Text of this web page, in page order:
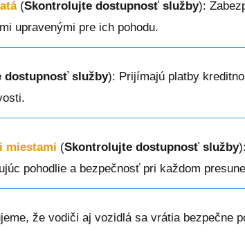
(Skontrolujte dostupnosť služby):
upravenými pre ich pohodu.
dostupnosť služby): Prijímajú platby
miestami (Skontrolujte dostupnosť služby
pohodlie a bezpečnosť pri každom
že vodiči aj vozidlá sa vrátia bezpečne